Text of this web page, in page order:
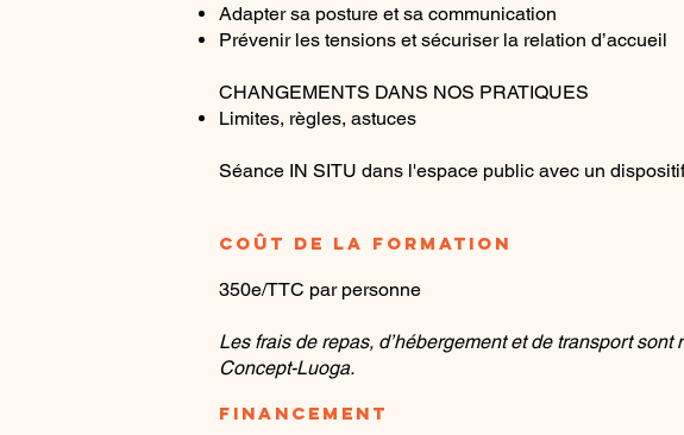
Adapter sa posture et sa communication
Prévenir les tensions et sécuriser la relation d’accueil
CHANGEMENTS DANS NOS PRATIQUES
Limites, règles, astuces
Séance IN SITU dans l'espace public avec un
Coût de la formation
350e/TTC par personne
Les frais de repas, d’hébergement et de transport
Concept-Luoga.
F INANCEMENT